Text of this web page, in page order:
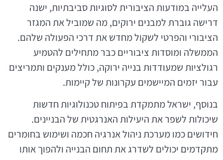
העלייה במודעות הציבורית לסוגיות סביבתיות, ישנה
דרישה גוברת למבנים ירוקים, מה שמוביל את המגזר
הציבורי והפרטי לשקול מחדש את דרכי הפעולה שלהם.
הממשלה ומוסדות ציבוריים כבר מתחילים להטמיע
רגולציות שמעודדות בנייה ירוקה, כולל מענקים ותמריצים
עבור יזמים המיישמים עקרונות של קיימות.
בנוסף, ישראל מתמקדת בפיתוח טכנולוגיות חדשות
שיכולות לשפר את היעילות האנרגטית של הבניינים.
חידושים כמו מערכת ניהול אנרגיה חכמה ושימוש בחומרים
מתקדמים יכולים לשדרג את תחום הבנייה ולהפוך אותו